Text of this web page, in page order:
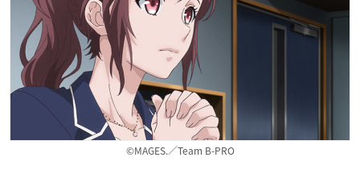
©MAGES.／Team B-PRO